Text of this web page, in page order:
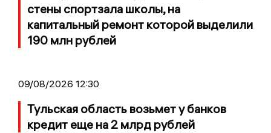
стены спортзала школы, на
капитальный ремонт которой выделили
190 млн рублей
09/08/2026 12:30
Тульская область возьмет у банков
кредит еще на 2 млрд рублей